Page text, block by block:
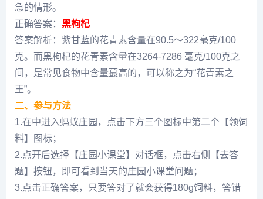
急的情形。
正确答案： 黑枸杞
答案解析：紫甘蓝的花青素含量在90.5～322毫克/100
克。而黑枸杞的花青素含量在3264-7286 毫克/100克之
间，是常见食物中含量蕞高的，可以称之为“花青素之
王”。
二、参与方法
1.在中进入蚂蚁庄园，点击下方三个图标中第二个【领饲
料】图标；
2.点开后选择【庄园小课堂】对话框，点击右侧【去答
题】按钮，即可看到当天的庄园小课堂问题；
3.点击正确答案，只要答对了就会获得180g饲料，答错